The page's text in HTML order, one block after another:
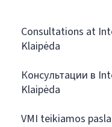
Consultations at
Klaipėda
Консультации в
Klaipėda
VMI teikiamos